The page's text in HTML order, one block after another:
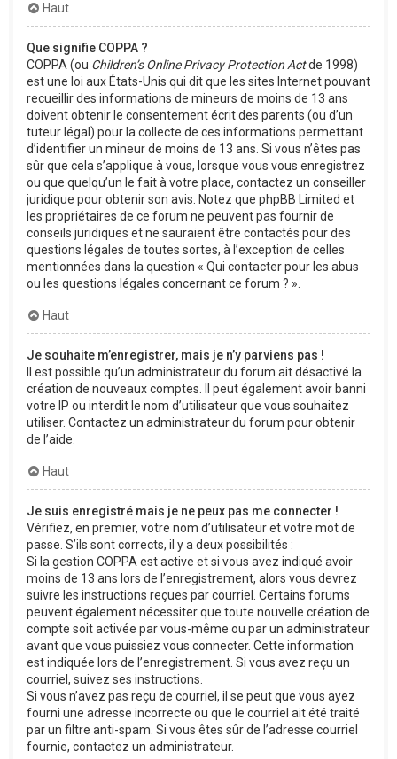
Haut
Que signifie COPPA ?
COPPA (ou Children’s Online Privacy Protection Actde 1998)
est une loi aux États-Unis qui dit que les sites Internet pouvant
recueillir des informations de mineurs de moins de 13 ans
doivent obtenir le consentement écrit des parents (ou d’un
tuteur légal) pour la collecte de ces informations permettant
d’identifier un mineur de moins de 13 ans. Si vous n’êtes pas
sûr que cela s’applique à vous, lorsque vous vous enregistrez
ou que quelqu’un le fait à votre place, contactez un conseiller
juridique pour obtenir son avis. Notez que phpBB Limited et
les propriétaires de ce forum ne peuvent pas fournir de
conseils juridiques et ne sauraient être contactés pour des
questions légales de toutes sortes, à l’exception de celles
mentionnées dans la question « Qui contacter pour les abus
ou les questions légales concernant ce forum ? ».
Haut
Je souhaite m’enregistrer, mais je n’y parviens pas !
Il est possible qu’un administrateur du forum ait désactivé la
création de nouveaux comptes. Il peut également avoir banni
votre IP ou interdit le nom d’utilisateur que vous souhaitez
utiliser. Contactez un administrateur du forum pour obtenir
de l’aide.
Haut
Je suis enregistré mais je ne peux pas me connecter !
Vérifiez, en premier, votre nom d’utilisateur et votre mot de
passe. S’ils sont corrects, il y a deux possibilités :
Si la gestion COPPA est active et si vous avez indiqué avoir
moins de 13 ans lors de l’enregistrement, alors vous devrez
suivre les instructions reçues par courriel. Certains forums
peuvent également nécessiter que toute nouvelle création de
compte soit activée par vous-même ou par un administrateur
avant que vous puissiez vous connecter. Cette information
est indiquée lors de l’enregistrement. Si vous avez reçu un
courriel, suivez ses instructions.
Si vous n’avez pas reçu de courriel, il se peut que vous ayez
fourni une adresse incorrecte ou que le courriel ait été traité
par un filtre anti-spam. Si vous êtes sûr de l’adresse courriel
fournie, contactez un administrateur.